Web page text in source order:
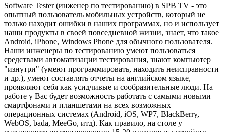
Software Tester (инженер по тестированию) в SPB TV - это
опытный пользователь мобильных устройств, который не
только находит ошибки в наших программах, но и использует
наши продукты в своей повседневной жизни, знает, что такое
Android, iPhone, Windows Phone для обычного пользователя.
Наши инженеры по тестированию умеют пользоваться
средствами автоматизации тестирования, знают компьютер
"изнутри" (умеют программировать, находить неисправности
и др.), умеют составлять отчеты на английском языке,
проявляют себя как усидчивые и сообразительные люди. На
работе у Вас будет возможность работать с самыми новыми
смартфонами и планшетами на всех возможных
операционных системах (Android, iOS, WP7, BlackBerry,
WebOS, bada, MeeGo, итд). Как правило, на столе у